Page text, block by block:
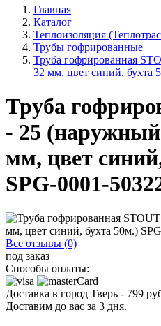
Главная
Каталог
Теплоизоляция
Трубы гофрированные
Труба гофрированная
32 мм, цвет синий, бухта
Труба
- 25
мм, цвет
SPG-0001-
Все отзывы (0)
под заказ
Способы оплаты:
Доставка в город Тверь - 799
Доставим до вас за 3 дня.